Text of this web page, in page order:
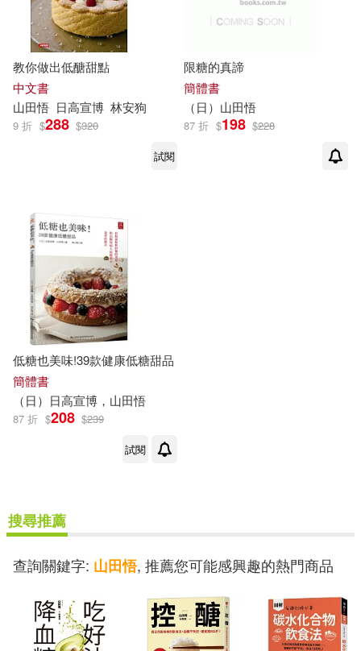
其他 (可複選)
現在可購買商品(6)
作者/演唱/譯/編/繪(9)
教你做出低醣甜點
中文書
山田悟 日高宣博 林安狗
9 折 $288 $320
試閱
限糖的真諦
簡體書
（日） 山田悟
87 折 $198 $228
低糖也美味!39款健康低糖甜品
簡體書
（日）日高宣博， 山田悟
87 折 $208 $239
試閱
搜尋推薦
查詢關鍵字: 山田悟, 推薦您可能感興趣的熱門商品